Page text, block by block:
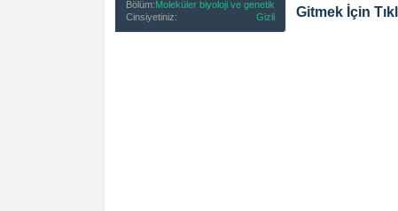
Bölüm: Moleküler biyoloji ve genetik
Cinsiyetiniz:
Gizli
Gitmek İçin